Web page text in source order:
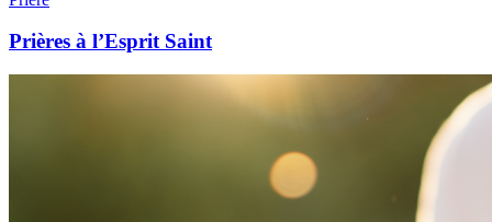
Prières à l’Esprit Saint